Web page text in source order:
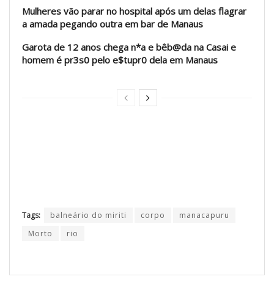
Mulheres vão parar no hospital após um delas flagrar
a amada pegando outra em bar de Manaus
Garota de 12 anos chega n*a e bêb@da na Casai e
homem é pr3s0 pelo e$tupr0 dela em Manaus
Tags: balneário do miriti corpo
manacapuru
Morto
rio